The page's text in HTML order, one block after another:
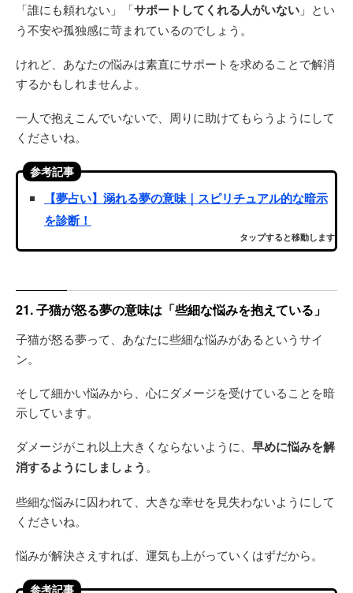
「誰にも頼れない」「サポートしてくれる人がいない 」とい
う不安や孤独感に苛まれているのでしょう。
けれど、あなたの悩みは素直にサポートを求めることで解消
するかもしれませんよ。
一人で抱えこんでいないで、周りに助けてもらうようにして
くださいね。
参考記事
【夢占い】溺れる夢の意味｜スピリチュアル的な暗示
を診断！
タップすると移動します
21. 子猫が怒る夢の意味は「些細な悩みを抱えている」
子猫が怒る夢って、あなたに些細な悩みがあるというサイ
ン。
そして細かい悩みから、心にダメージを受けていることを暗
示しています。
ダメージがこれ以上大きくならないように、 早めに悩みを解
消するようにしましょう 。
些細な悩みに囚われて、大きな幸せを見失わないようにして
くださいね。
悩みが解決さえすれば、運気も上がっていくはずだから。
参考記事